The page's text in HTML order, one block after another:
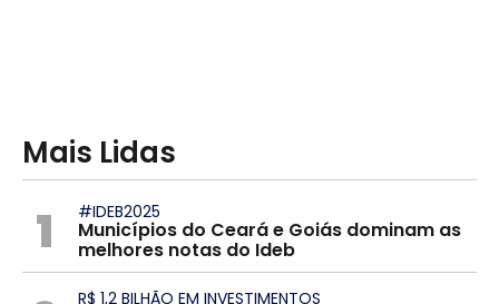
Mais Lidas
1 #IDEB2025
Municípios do Ceará e Goiás dominam as
melhores notas do Ideb
R$ 1,2 BILHÃO EM INVESTIMENTOS